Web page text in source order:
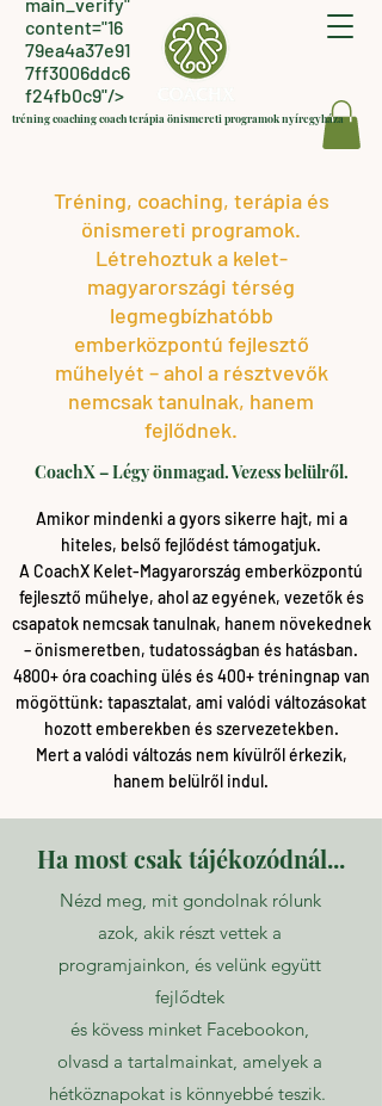
content="16
79ea4a37e91
7ff3006ddc6
f24fb0c9"/>
tréning coaching coach terápia önismereti programok nyíregyháza
Tréning, coaching, terápia és
önismereti programok.
Létrehoztuk a kelet-
magyarországi térség
legmegbízhatóbb
emberközpontú fejlesztő
műhelyét – ahol a résztvevők
nemcsak tanulnak, hanem
fejlődnek.
CoachX – Légy önmagad. Vezess belülről.
Amikor mindenki a gyors sikerre hajt, mi a
hiteles, belső fejlődést támogatjuk.
A CoachX Kelet-Magyarország emberközpontú
fejlesztő műhelye, ahol az egyének, vezetők és
csapatok nemcsak tanulnak, hanem növekednek
– önismeretben, tudatosságban és hatásban.
4800+ óra coaching ülés és 400+ tréningnap van
mögöttünk: tapasztalat, ami valódi változásokat
hozott emberekben és szervezetekben.
Mert a valódi változás nem kívülről érkezik,
hanem belülről indul.
Ha most csak tájékozódnál...
Nézd meg, mit gondolnak rólunk
azok, akik részt vettek a
programjainkon, és velünk együtt
fejlődtek
és kövess minket Facebookon
olvasd a tartalmainkat, amelyek a
hétköznapokat is könnyebbé teszik.